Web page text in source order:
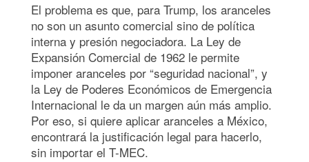
El problema es que, para Trump, los aranceles
no son un asunto comercial sino de política
interna y presión negociadora. La Ley de
Expansión Comercial de 1962 le permite
imponer aranceles por “seguridad nacional”, y
la Ley de Poderes Económicos de Emergencia
Internacional le da un margen aún más amplio.
Por eso, si quiere aplicar aranceles a México,
encontrará la justificación legal para hacerlo,
sin importar el T-MEC.